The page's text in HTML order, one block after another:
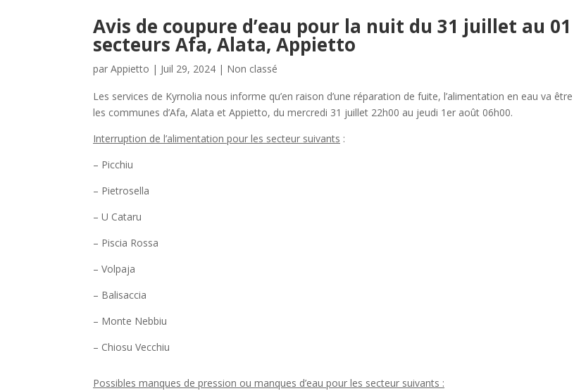
Avis de coupure d’eau pour la nuit du 31 juillet au
secteurs Afa, Alata, Appietto
par Appietto | Juil 29, 2024 | Non classé
Les services de Kyrnolia nous informe qu’en raison d’une réparation de fuite, l’alimentation en eau va
les communes d’Afa, Alata et Appietto, du mercredi 31 juillet 22h00 au jeudi 1er août 06h00.
Interruption de l’alimentation pour les secteur suivants :
– Picchiu
– Pietrosella
– U Cataru
– Piscia Rossa
– Volpaja
– Balisaccia
– Monte Nebbiu
– Chiosu Vecchiu
Possibles manques de pression ou manques d’eau pour les secteur suivants :